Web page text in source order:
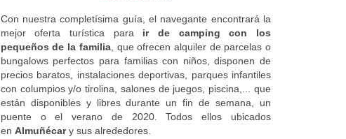
Con nuestra completísima guía, el navegante encontrará la
mejor oferta turística para ir de camping con los
pequeños de la familia, que ofrecen alquiler de parcelas o
bungalows perfectos para familias con niños, disponen de
precios baratos, instalaciones deportivas, parques infantiles
con columpios y/o tirolina, salones de juegos, piscina,... que
están disponibles y libres durante un fin de semana, un
puente o el verano de 2020. Todos ellos ubicados
en Almuñécary sus alrededores.